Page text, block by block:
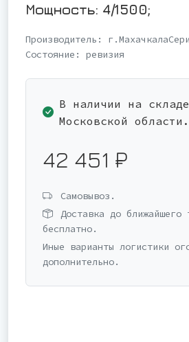
Мощность: 4/1500;
Производитель: г.Махачкала
Состояние: ревизия
В наличии на
Московской области.
42 451 ₽
Самовывоз.
Доставка до
бесплатно.
Иные варианты логистики
дополнительно.